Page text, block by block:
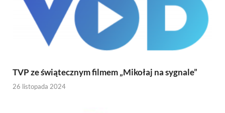
TVP ze świątecznym filmem „Mikołaj na sygnale”
26 listopada 2024